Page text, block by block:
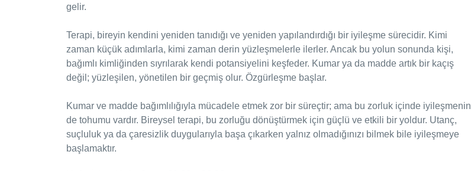
gelir.
Terapi, bireyin kendini yeniden tanıdığı ve yeniden yapılandırdığı bir iyileşme sürecidir. Kimi
zaman küçük adımlarla, kimi zaman derin yüzleşmelerle ilerler. Ancak bu yolun sonunda kişi,
bağımlı kimliğinden sıyrılarak kendi potansiyelini keşfeder. Kumar ya da madde artık bir kaçış
değil; yüzleşilen, yönetilen bir geçmiş olur. Özgürleşme başlar.
Kumar ve madde bağımlılığıyla mücadele etmek zor bir süreçtir; ama bu zorluk içinde iyileşmenin
de tohumu vardır. Bireysel terapi, bu zorluğu dönüştürmek için güçlü ve etkili bir yoldur. Utanç,
suçluluk ya da çaresizlik duygularıyla başa çıkarken yalnız olmadığınızı bilmek bile iyileşmeye
başlamaktır.